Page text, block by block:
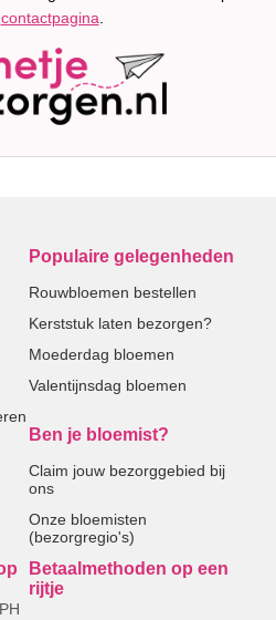
contactpagina
Populaire gelegenheden
Rouwbloemen bestellen
Kerststuk laten bezorgen?
Moederdag bloemen
Valentijnsdag bloemen
Ben je bloemist?
Claim jouw bezorggebied bij
ons
Onze bloemisten
(bezorgregio's)
Betaalmethoden op een
rijtje